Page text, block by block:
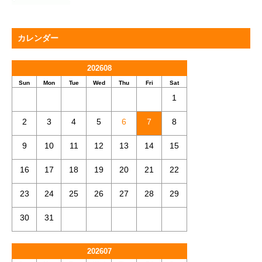
カレンダー
202608
Sun Mon Tue Wed Thu Fri Sat
1
2 3 4 5 6 7 8
9 10 11 12 13 14 15
16 17 18 19 20 21 22
23 24 25 26 27 28 29
30 31
202607